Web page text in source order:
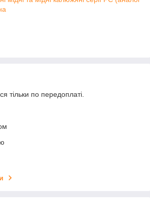
тільки по передоплаті.